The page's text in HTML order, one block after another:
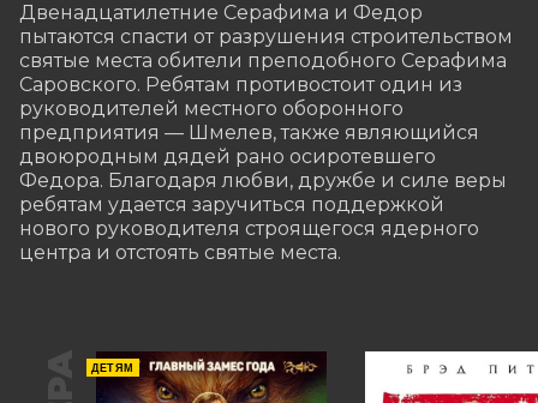
Двенадцатилетние Серафима и Федор
пытаются спасти от разрушения строительством
святые места обители преподобного Серафима
Саровского. Ребятам противостоит один из
руководителей местного оборонного
предприятия — Шмелев, также являющийся
двоюродным дядей рано осиротевшего
Федора. Благодаря любви, дружбе и силе веры
ребятам удается заручиться поддержкой
нового руководителя строящегося ядерного
центра и отстоять святые места.
ДЕТЯМ